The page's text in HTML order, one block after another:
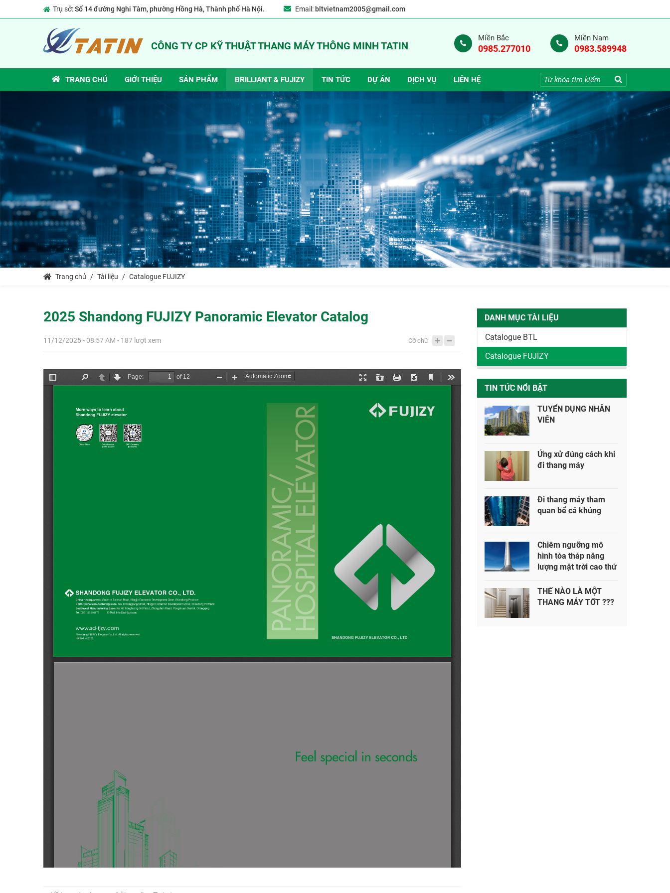
Trụ sở:Số 14 đường Nghi Tàm, phường Hồng Hà, Thành phố Hà Nội. Email: bltvietnam2005@gmail.com
CÔNG TY CP KỸ THUẬT THANG MÁY THÔNG MINH TATIN
Miền Bắc
0985.277010
Miền Nam
0983.589948
TRANG CHỦ GIỚI THIỆU SẢN PHẨM BRILLIANT & FUJIZY TIN TỨC DỰ ÁN DỊCH VỤ LIÊN HỆ
Trang chủ Tài liệu Catalogue FUJIZY
2025 Shandong FUJIZY Panoramic Elevator Catalog
11/12/2025 - 08:57 AM - 187 lượt xem Cỡ chữ
DANH MỤC TÀI LIỆU
Catalogue BTL
Catalogue FUJIZY
TIN TỨC NỔI BẬT
TUYỂN DỤNG NHÂN
VIÊN
Ứng xử đúng cách khi
đi thang máy
Đi thang máy tham
quan bể cá khủng
Chiêm ngưỡng mô
hình tòa tháp năng
lượng mặt trời cao thứ
THẾ NÀO LÀ MỘT
THANG MÁY TỐT ???